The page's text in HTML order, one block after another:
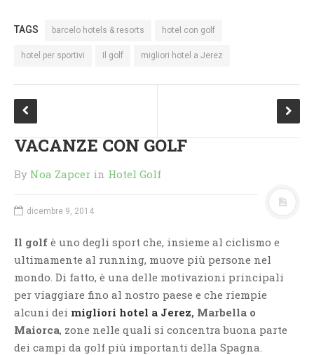
TAGS barcelo hotels & resorts hotel con golf
hotel per sportivi Il golf migliori hotel a Jerez
VACANZE CON GOLF
By Noa Zapcer in Hotel Golf
dicembre 9, 2014
Il golf è uno degli sport che, insieme al ciclismo e
ultimamente al running, muove più persone nel
mondo. Di fatto, è una delle motivazioni principali
per viaggiare fino al nostro paese e che riempie
alcuni dei migliori hotel a Jerez, Marbella o
Maiorca, zone nelle quali si concentra buona parte
dei campi da golf più importanti della Spagna.